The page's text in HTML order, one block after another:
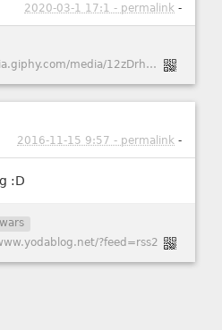
2020-03-1 17:1 - permalink -
https://media.giphy.com/media/12zDrh2zH7gIFi/giphy.gif
2016-11-15 9:57 - permalink -
:D
?feed=rss2